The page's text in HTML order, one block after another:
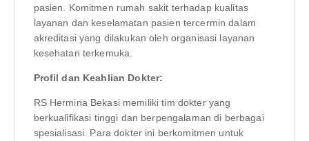
pasien. Komitmen rumah sakit terhadap kualitas
layanan dan keselamatan pasien tercermin dalam
akreditasi yang dilakukan oleh organisasi layanan
kesehatan terkemuka.
Profil dan Keahlian Dokter:
RS Hermina Bekasi memiliki tim dokter yang
berkualifikasi tinggi dan berpengalaman di berbagai
spesialisasi. Para dokter ini berkomitmen untuk